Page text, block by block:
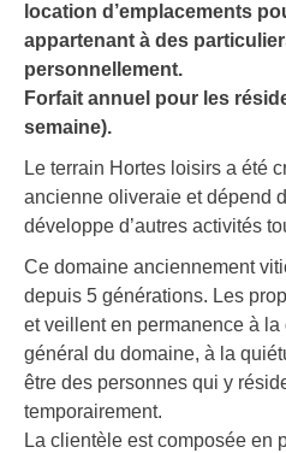
location d’emplacements
appartenant à des
personnellement.
Forfait annuel pour les
semaine).
Le terrain Hortes loisirs a été
ancienne oliveraie et dépend
développe d’autres activités
Ce domaine anciennement
depuis 5 générations. Les
et veillent en permanence à
général du domaine, à la
être des personnes qui y
temporairement.
La clientèle est composée en